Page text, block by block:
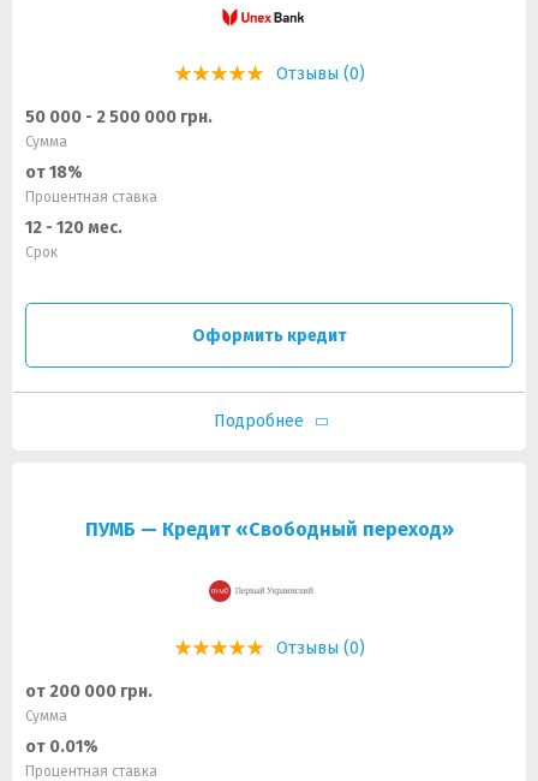
Отзывы (0)
50 000 - 2 500 000 грн.
Сумма
от 18%
Процентная ставка
12 - 120 мес.
Срок
Оформить кредит
Подробнее
ПУМБ — Кредит «Свободный переход»
Отзывы (0)
от 200 000 грн.
Сумма
от 0.01%
Процентная ставка